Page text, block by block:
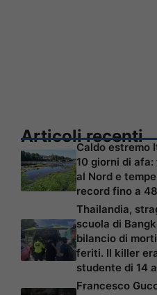
Articoli recenti
Caldo estremo
10 giorni di
al Nord e
record fino a
Thailandia,
scuola di
bilancio di
feriti. Il killer
studente di 14
Francesco